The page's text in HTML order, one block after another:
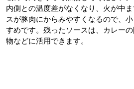
内側との温度差がなくなり、火が中
スが豚肉にからみやすくなるので、
すめです。残ったソースは、カレー
物などに活用できます。